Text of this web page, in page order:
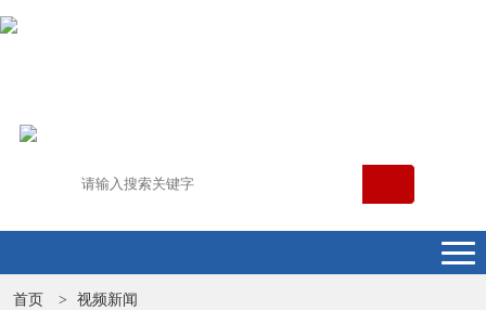
首页 > 视频新闻